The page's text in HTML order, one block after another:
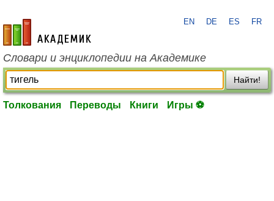
academic.ru
EN DE ES FR
Словари и энциклопедии на Академике
Найти!
Толкования Переводы Книги Игры ⚽